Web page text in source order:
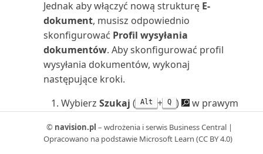
Zestawienie zysków
zatrzymanych (raport)
Zlec. prod.: Kalkulacja (raport)
Zlec. prod.: Szczegółowa
kalkulacja (raport)
Zlec. prod.: Wstępnie kalk. czas
(raport)
Jednak aby włączyć nową strukturę E-
dokument, musisz odpowiednio
skonfigurować Profil wysyłania
dokumentów. Aby skonfigurować profil
wysyłania dokumentów, wykonaj
następujące kroki.
Wybierz Szukaj ( Alt + Q )
w prawym
wysyłania dokumentów, a następnie
wybierz powiązane łącze.
© navision.pl – wdrożenia i serwis Business Central |
Opracowano na podstawie Microsoft Learn (CC BY 4.0)